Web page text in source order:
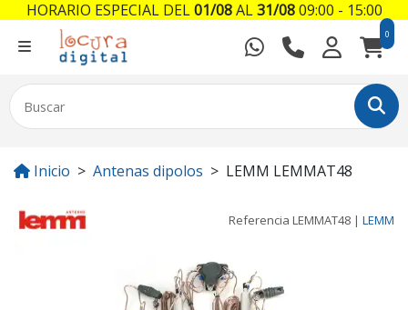
0
Inicio Antenas dipolos LEMM LEMMAT48
Referencia LEMMAT48 | LEMM
HORARIO ESPECIAL DEL01/08AL31/0809:00 - 15:00